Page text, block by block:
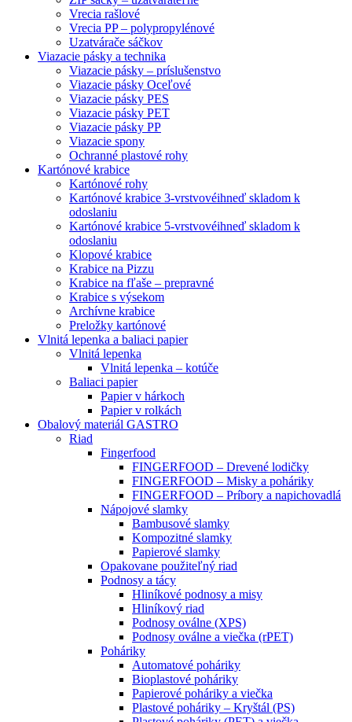
Vrecia rašlové
Vrecia PP – polypropylénové
Uzatvárače sáčkov
Viazacie pásky a technika
Viazacie pásky – príslušenstvo
Viazacie pásky Oceľové
Viazacie pásky PES
Viazacie pásky PET
Viazacie pásky PP
Viazacie spony
Ochranné plastové rohy
Kartónové krabice
Kartónové rohy
Kartónové krabice 3-vrstvovéihneď skladom k
odoslaniu
Kartónové krabice 5-vrstvovéihneď skladom k
odoslaniu
Klopové krabice
Krabice na Pizzu
Krabice na fľaše – prepravné
Krabice s výsekom
Archívne krabice
Preložky kartónové
Vlnitá lepenka a baliaci papier
Vlnitá lepenka
Vlnitá lepenka – kotúče
Baliaci papier
Papier v hárkoch
Papier v rolkách
Obalový materiál GASTRO
Riad
Fingerfood
FINGERFOOD – Drevené lodičky
FINGERFOOD – Misky a poháriky
FINGERFOOD – Príbory a napichovadlá
Nápojové slamky
Bambusové slamky
Kompozitné slamky
Papierové slamky
Opakovane použiteľný riad
Podnosy a tácy
Hliníkové podnosy a misy
Hliníkový riad
Podnosy oválne (XPS)
Podnosy oválne a viečka (rPET)
Poháriky
Automatové poháriky
Bioplastové poháriky
Papierové poháriky a viečka
Plastové poháriky – Kryštál (PS)